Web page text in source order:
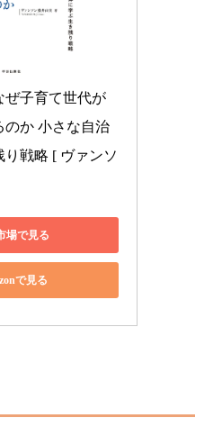
ぜ子育て世代が
のか 小さな自治
戦略 [ ヴァンソ
場で見る
で見る